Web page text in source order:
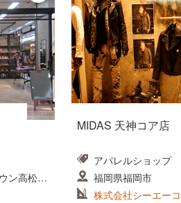
ン高松1
MIDAS 天神コア店
アパレルショップ
福岡県福岡市
株式会社シーエー